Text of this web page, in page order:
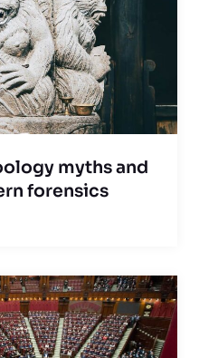
myths and
forensics